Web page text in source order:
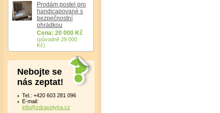
Prodám postel pro
handicapované s
bezpečnostní
ohrádkou
Cena: 20 000 Kč
(původně 29 000
Kč)
Nebojte se
nás zeptat!
Tel.: +420 603 281 096
E-mail:
info@zdravotyka.cz